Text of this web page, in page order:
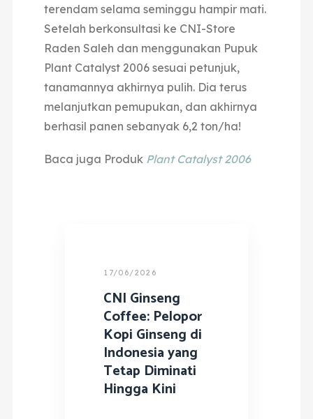
terendam selama seminggu hampir mati.
Setelah berkonsultasi ke CNI-Store
Raden Saleh dan menggunakan Pupuk
Plant Catalyst 2006 sesuai petunjuk,
tanamannya akhirnya pulih. Dia terus
melanjutkan pemupukan, dan akhirnya
berhasil panen sebanyak 6,2 ton/ha!
Baca juga Produk Plant Catalyst 2006
17/06/2026
CNI Ginseng
Coffee: Pelopor
Kopi Ginseng di
Indonesia yang
Tetap Diminati
Hingga Kini